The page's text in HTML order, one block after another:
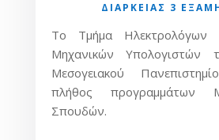
ΔΙΑΡΚΕΙΑΣ 3
Το Τμήμα Ηλεκτρολόγων
Μηχανικών Υπολογιστών
Μεσογειακού
πλήθος προγραμμάτων
Σπουδών.